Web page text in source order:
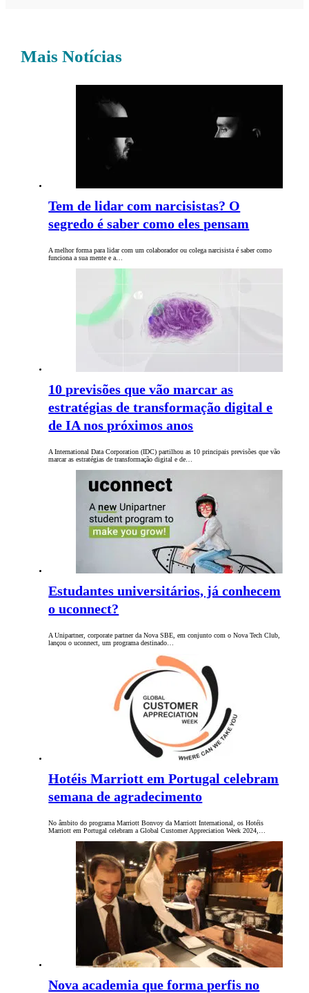
Mais Notícias
Tem de lidar com narcisistas? O
segredo é saber como eles pensam
A melhor forma para lidar com um colaborador ou colega narcisista é saber como
funciona a sua mente e a…
10 previsões que vão marcar as
estratégias de transformação digital e
de IA nos próximos anos
A International Data Corporation (IDC) partilhou as 10 principais previsões que vão
marcar as estratégias de transformação digital e de…
Estudantes universitários, já conhecem
o uconnect?
A Unipartner, corporate partner da Nova SBE, em conjunto com o Nova Tech Club,
lançou o uconnect, um programa destinado…
Hotéis Marriott em Portugal celebram
semana de agradecimento
No âmbito do programa Marriott Bonvoy da Marriott International, os Hotéis
Marriott em Portugal celebram a Global Customer Appreciation Week 2024,…
Nova academia que forma perfis no